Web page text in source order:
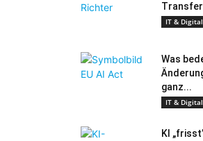
Transfer
IT &
Was
ganz...
IT &
KI